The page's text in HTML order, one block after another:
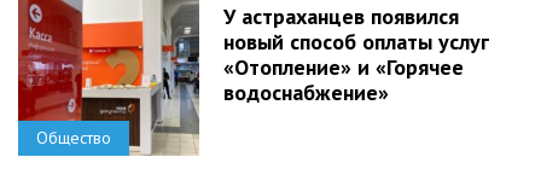
Общество
У астраханцев появился
новый способ оплаты услуг
«Отопление» и «Горячее
водоснабжение»